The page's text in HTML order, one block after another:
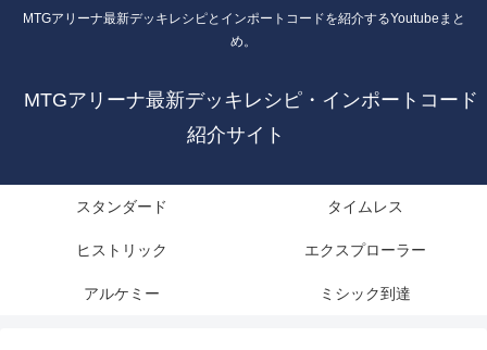
MTGアリーナ最新デッキレシピとインポートコードを紹介するYoutubeまと
め。
MTGアリーナ最新デッキレシピ・インポートコード
紹介サイト
スタンダード タイムレス
ヒストリック エクスプローラー
アルケミー ミシック到達